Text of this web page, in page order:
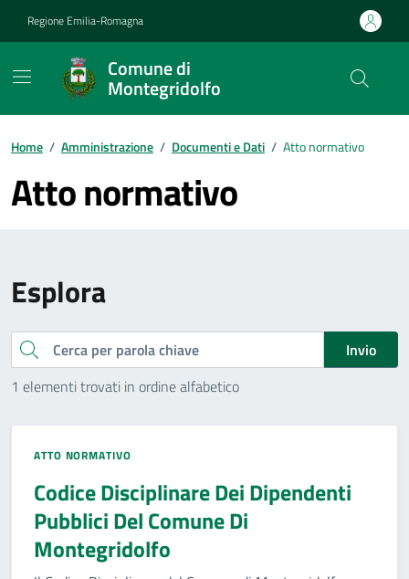
Regione Emilia-Romagna
Comune di
Montegridolfo
Contenuti in evidenza
Home / Amministrazione / Documenti e Dati / Atto normativo
Atto normativo
Esplora
Cerca
Invio
1 elementi trovati in ordine alfabetico
ATTO NORMATIVO
Codice Disciplinare Dei Dipendenti
Pubblici Del Comune Di
Montegridolfo